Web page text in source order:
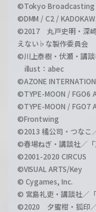
©Tokyo Broadcasting
©DMM / C2 /
©2017 丸戸史明・深崎
えない♭な製作委員会
©川上泰樹・伏瀬・講談
illust：abec
©AZONE
©TYPE-MOON / FGO6
©TYPE-MOON / FGO7
©Frontwing
©2013 橘公司・つなこ
©春場ねぎ・講談社／「
©2001-2020 CIRCUS
©VISUAL ARTS/Key
© Cygames, Inc.
© 宮島礼吏・講談社／
©2020 夕蜜柑・狐印／